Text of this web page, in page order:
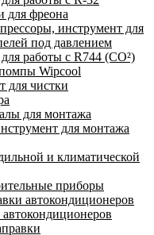
для фреона
инструмент для
под давлением
работы с R744 (CO²)
Wipcool
для чистки
для монтажа
для монтажа
и климатической
приборы
автокондиционеров